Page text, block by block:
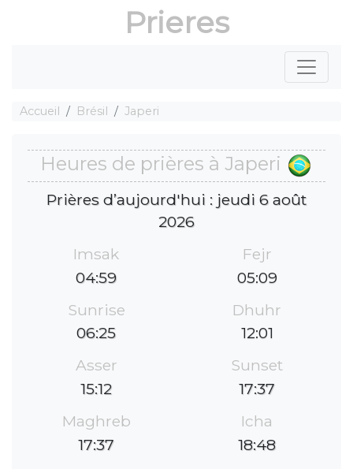
Prieres
Accueil Brésil Japeri
Heures de prières à Japeri
Prières d’aujourd'hui : jeudi 6 août
2026
Imsak
04:59
Fejr
05:09
Sunrise
06:25
Dhuhr
12:01
Asser
15:12
Sunset
17:37
Maghreb
17:37
Icha
18:48